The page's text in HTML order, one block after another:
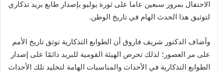
الاحتفال بمرور سبعين عاما على ثورة يوليو بإصدار طابع بريد تذكاري
لتوثيق هذا الحدث الهام في تاريخ الوطن.
وأضاف الدكتور شريف فاروق أن الطوابع التذكارية توثق تاريخ الأمم
على مر العصور؛ لذلك تحرص الهيئة القومية للبريد دائمًا على إصدار
الطوابع التذكارية في الأحداث والمناسبات الهامة لتخليد تلك الأحداث